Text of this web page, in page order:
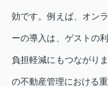
効です。例えば、オン
ーの導入は、ゲストの
負担軽減にもつながり
の不動産管理における